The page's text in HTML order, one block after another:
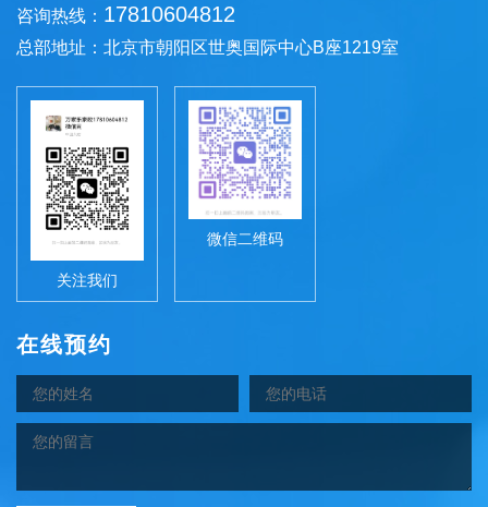
咨询热线： 17810604812
总部地址：北京市朝阳区世奥国际中心B座1219室
关注我们
微信二维码
在线预约